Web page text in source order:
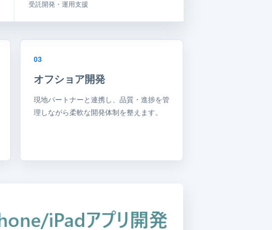
受託開発・運用支援
03
オフショア開発
現地パートナーと連携し、品質・進捗を管
理しながら柔軟な開発体制を整えます。